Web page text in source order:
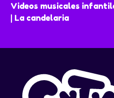
Videos musicales
| La candelaria